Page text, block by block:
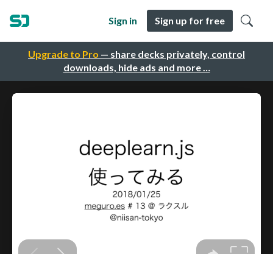
Upgrade to Pro — share decks privately, control
downloads, hide ads and more …
Sign in Sign up for free